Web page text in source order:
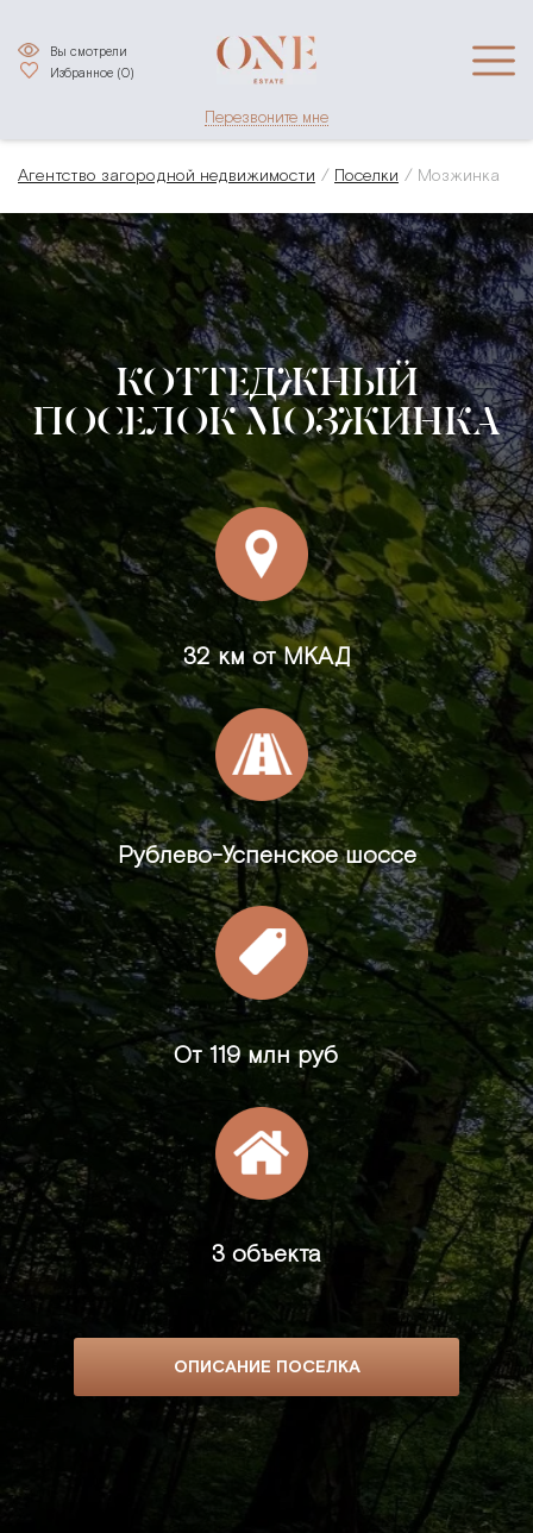
Избранное (0)
Вы смотрели
Перезвоните мне
Агентство загородной недвижимости Поселки Мозжинка
КОТТЕДЖНЫЙ
ПОСЕЛОК МОЗЖИНКА
32 км от МКАД
Рублево-Успенское шоссе
От119 млн руб
3 объекта
ОПИСАНИЕ ПОСЕЛКА